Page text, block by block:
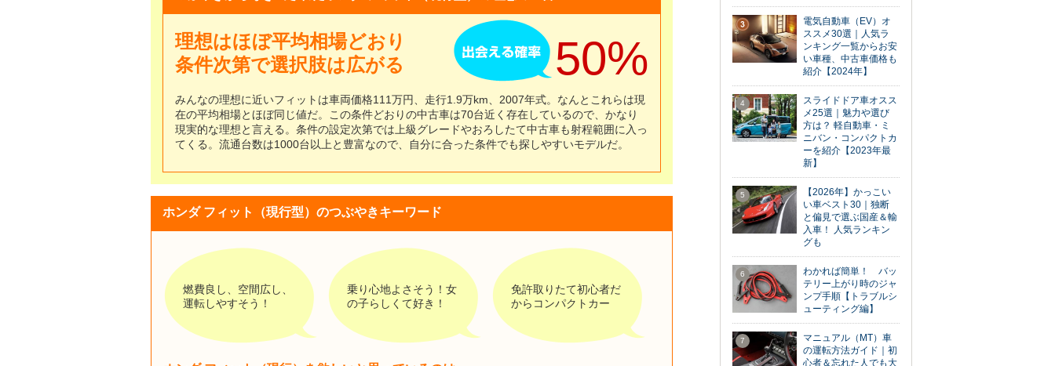
理想はほぼ平均相場どおり
条件次第で選択肢は広がる
50%
みんなの理想に近いフィットは車両価格111万円、走行1.9万km、2007年式。なんとこれらは現
在の平均相場とほぼ同じ値だ。この条件どおりの中古車は70台近く存在しているので、かなり
現実的な理想と言える。条件の設定次第では上級グレードやおろしたて中古車も射程範囲に入っ
てくる。流通台数は1000台以上と豊富なので、自分に合った条件でも探しやすいモデルだ。
ホンダ フィット（現行型）のつぶやきキーワード
燃費良し、空間広し、
運転しやすそう！
乗り心地よさそう！女
の子らしくて好き！
免許取りたて初心者だ
からコンパクトカー
3
電気自動車（EV）オ
ススメ30選｜人気ラ
ンキング一覧からお安
い車種、中古車価格も
紹介【2024年】
4
スライドドア車オスス
メ25選｜魅力や選び
方は？ 軽自動車・ミ
ニバン・コンパクトカ
ーを紹介【2023年最
新】
5
【2026年】かっこい
い車ベスト30｜独断
と偏見で選ぶ国産＆輸
入車！ 人気ランキン
グも
6
わかれば簡単！ バッ
テリー上がり時のジャ
ンプ手順【トラブルシ
ューティング編】
7
マニュアル（MT）車
の運転方法ガイド｜初
心者＆忘れた人でも大